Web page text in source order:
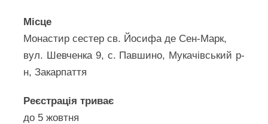
Місце
Монастир сестер св. Йосифа де Сен-Марк,
вул. Шевченка 9, с. Павшино, Мукачівський р-
н, Закарпаття
Реєстрація триває
до 5 жовтня